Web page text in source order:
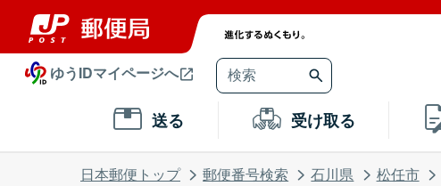
ゆうIDマイページへ
送る 受け取る
日本郵便トップ 郵便番号検索 石川県 松任市